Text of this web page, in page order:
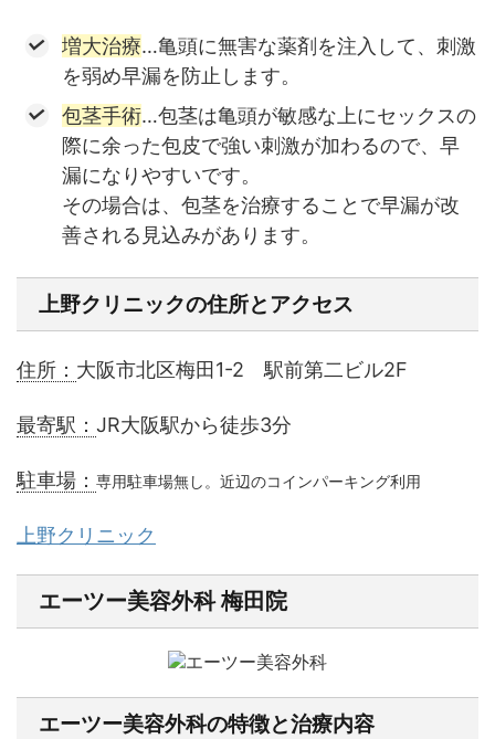
増大治療…亀頭に無害な薬剤を注入して、刺激
を弱め早漏を防止します。
包茎手術…包茎は亀頭が敏感な上にセックスの
際に余った包皮で強い刺激が加わるので、早
漏になりやすいです。
その場合は、包茎を治療することで早漏が改
善される見込みがあります。
上野クリニックの住所とアクセス
住所： 大阪市北区梅田1-2 駅前第二ビル2F
最寄駅： JR大阪駅から徒歩3分
駐車場： 専用駐車場無し。近辺のコインパーキング利用
上野クリニック
エーツー美容外科 梅田院
エーツー美容外科の特徴と治療内容